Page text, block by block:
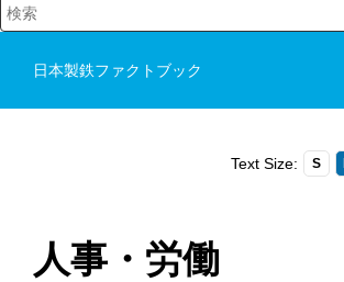
検索キーワード入力
日本製鉄ファクトブック
Text Size: S
人事・労働